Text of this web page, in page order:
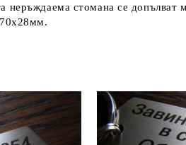
неръждаема стомана се допълват
70х28мм.